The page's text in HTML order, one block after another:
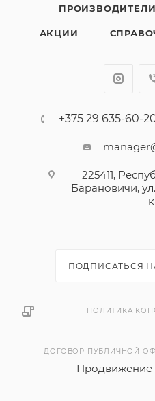
ПРОИЗВОДИТЕЛИ
АКЦИИ
+375 29 635-60-
225411,
Барановичи,
ПОДПИСАТЬСЯ
ПОЛИТИКА
ДОГОВОР ПУБЛИЧНОЙ
Продвижение